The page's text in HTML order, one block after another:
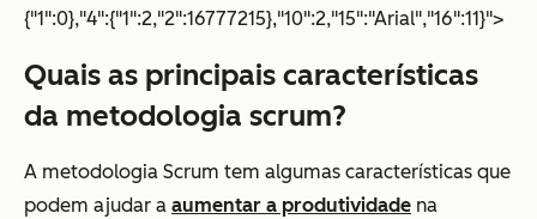
{"1":0},"4":{"1":2,"2":16777215},"10":2,"15":"Arial","16":11}">
Quais as principais características
da metodologia scrum?
A metodologia Scrum tem algumas características que
podem ajudar a aumentar a produtividade na